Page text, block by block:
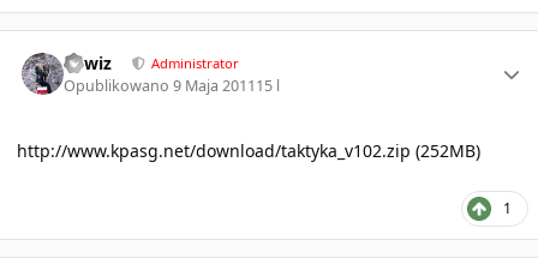
sirwiz Administrator
Opublikowano9 Maja 201115 l
http://www.kpasg.net/download/taktyka_v102.zip (252MB)
1